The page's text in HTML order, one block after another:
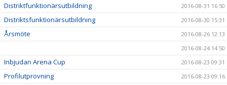
Distriktfunktionärsutbildning 2016-08-31 16:50
Distriktsfunktionärsutbildning 2016-08-30 15:31
Årsmöte
2016-08-26 12:13
2016-08-24 14:50
Inbjudan Arena Cup 2016-08-23 09:31
Profilutprovning 2016-08-23 09:16